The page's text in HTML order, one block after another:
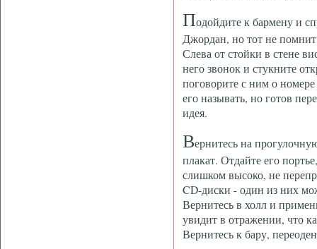
Подойдите к бармену и
Джордан, но тот не
Слева от стойки в стене
него звонок и стукните
поговорите с ним о
его называть, но готов
идея.
Вернитесь на
плакат. Отдайте его
слишком высоко, не
CD-диски - один из них
Вернитесь в холл и
увидит в отражении, что
Вернитесь к бару,